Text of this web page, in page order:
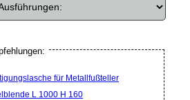
für Metallfußteller
L 1000 H 160